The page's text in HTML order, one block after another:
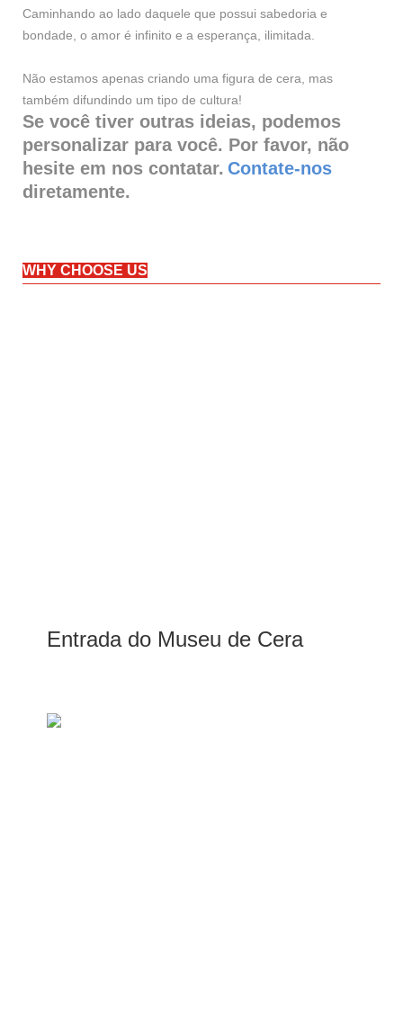
Caminhando ao lado daquele que possui sabedoria e
bondade, o amor é infinito e a esperança, ilimitada.
Não estamos apenas criando uma figura de cera, mas
também difundindo um tipo de cultura!
Se você tiver outras ideias, podemos
personalizar para você. Por favor, não
hesite em nos contatar. Contate-nos
diretamente.
WHY CHOOSE US
Entrada do Museu de Cera